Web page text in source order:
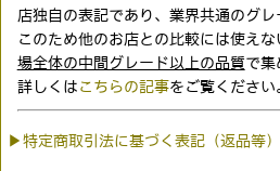
店独自の表記であり、業界共通のグレ
このため他のお店との比較には使え
場全体の中間グレード以上の品質で集
詳しくは こちらの記事をご覧ください
▶特定商取引法に基づく表記（返品等）